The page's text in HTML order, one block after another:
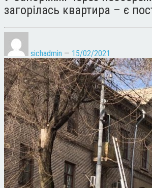
загорілась квартира – є
sichadmin — 15/02/2021